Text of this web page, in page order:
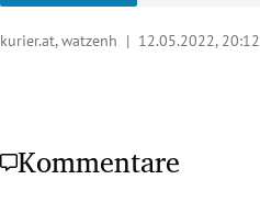
kurier.at, watzenh | 12.05.2022, 20:12
Kommentare